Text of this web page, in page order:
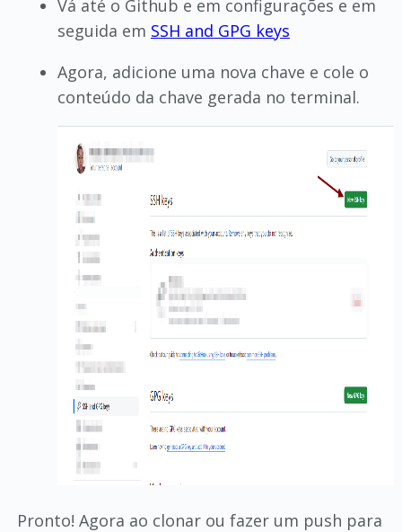
Vá até o Github e em configurações e em
seguida em SSH and GPG keys
Agora, adicione uma nova chave e cole o
conteúdo da chave gerada no terminal.
Pronto! Agora ao clonar ou fazer um push para